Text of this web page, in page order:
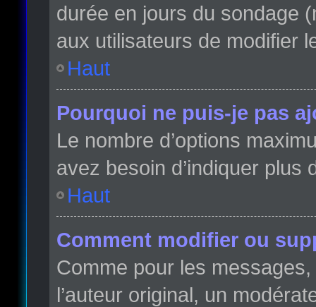
durée en jours du sondage
aux utilisateurs de modifier
Haut
Pourquoi ne puis-je pas
Le nombre d’options
avez besoin d’indiquer plus
Haut
Comment modifier ou
Comme pour les
l’auteur original, un